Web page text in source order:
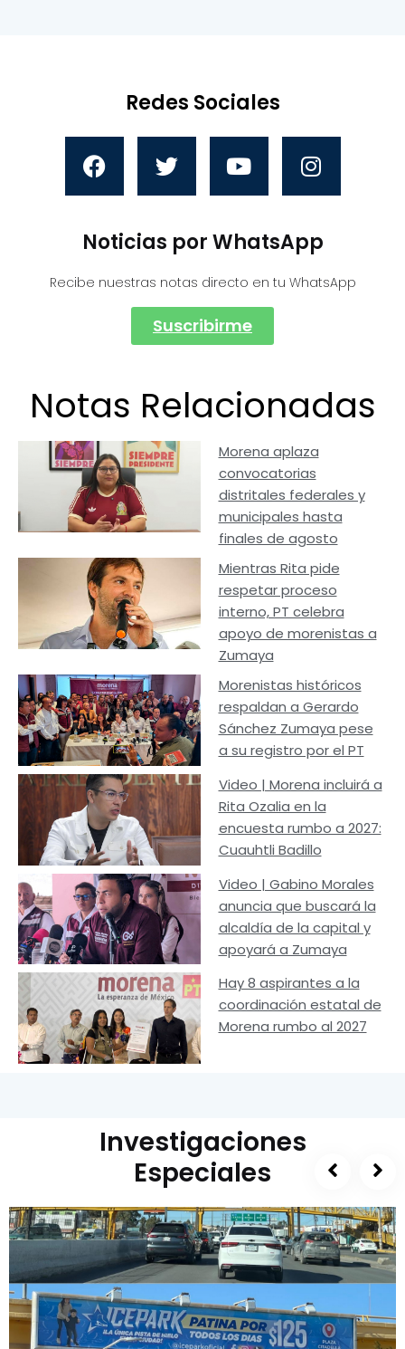
Redes Sociales
Noticias por WhatsApp
Recibe nuestras notas directo en tu WhatsApp
Suscribirme
Notas Relacionadas
Morena aplaza
convocatorias
distritales federales y
municipales hasta
finales de agosto
Mientras Rita pide
respetar proceso
interno, PT celebra
apoyo de morenistas a
Zumaya
Morenistas históricos
respaldan a Gerardo
Sánchez Zumaya pese
a su registro por el PT
Video | Morena incluirá a
Rita Ozalia en la
encuesta rumbo a 2027:
Cuauhtli Badillo
Video | Gabino Morales
anuncia que buscará la
alcaldía de la capital y
apoyará a Zumaya
Hay 8 aspirantes a la
coordinación estatal de
Morena rumbo al 2027
Investigaciones
Especiales